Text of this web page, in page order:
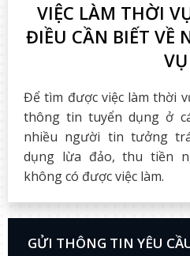
VIỆC LÀM THỜI
ĐIỀU CẦN BIẾT VỀ
VỤ
Để tìm được việc làm thời
thông tin tuyển dụng ở
nhiều người tin tưởng
dụng lừa đảo, thu tiền
không có được việc làm.
GỬI THÔNG TIN YÊU